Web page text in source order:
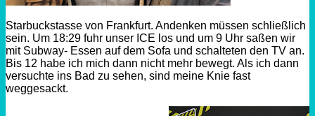
Starbuckstasse von Frankfurt. Andenken müssen schließlich
sein. Um 18:29 fuhr unser ICE los und um 9 Uhr saßen wir
mit Subway- Essen auf dem Sofa und schalteten den TV an.
Bis 12 habe ich mich dann nicht mehr bewegt. Als ich dann
versuchte ins Bad zu sehen, sind meine Knie fast
weggesackt.